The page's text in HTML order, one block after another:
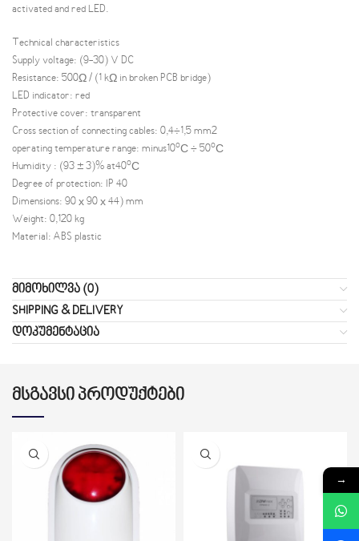
activated and red LED.
Technical characteristics
Supply voltage: (9-30) V DC
Resistance: 500Ω / (1 kΩ in broken PCB bridge)
LED indicator: red
Protective cover: transparent
Cross section of connecting cables: 0,4÷1,5 mm2
operating temperature range: minus10ºС ÷ 50ºС
Humidity : (93 ± 3)% at40ºС
Degree of protection: IP 40
Dimensions: 90 х 90 х 44) mm
Weight: 0,120 kg
Material: ABS plastic
ᲛᲘᲛᲝᲮᲘᲚᲕᲐ (0)
SHIPPING & DELIVERY
ᲓᲝᲙᲣᲛᲔᲜᲢᲐᲪᲘᲐ
ᲛᲡᲒᲐᲕᲡᲘ ᲞᲠᲝᲓᲣᲥᲢᲔᲑᲘ
→